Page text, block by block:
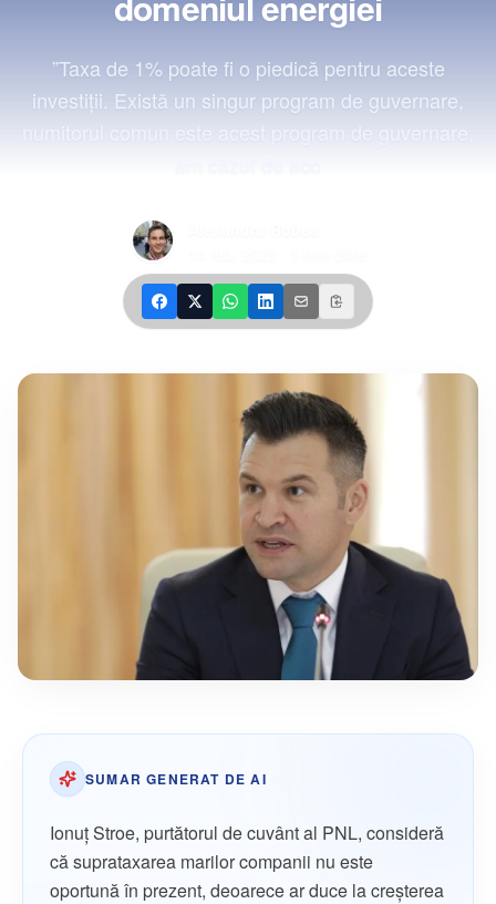
”Taxa de 1% poate fi o piedică pentru aceste
investiţii. Există un singur program de guvernare,
SUMAR GENERAT DE AI
Ionuţ Stroe, purtătorul de cuvânt al PNL, consideră
că suprataxarea marilor companii nu este
oportună în prezent, deoarece ar duce la creșterea